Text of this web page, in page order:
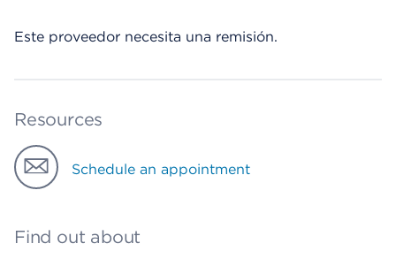
Este proveedor necesita una remisión.
Resources
Schedule an appointment
Find out about